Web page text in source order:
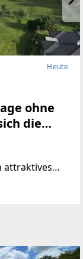
Heute
ohne
die
attraktives
von 5.418
Grundstück